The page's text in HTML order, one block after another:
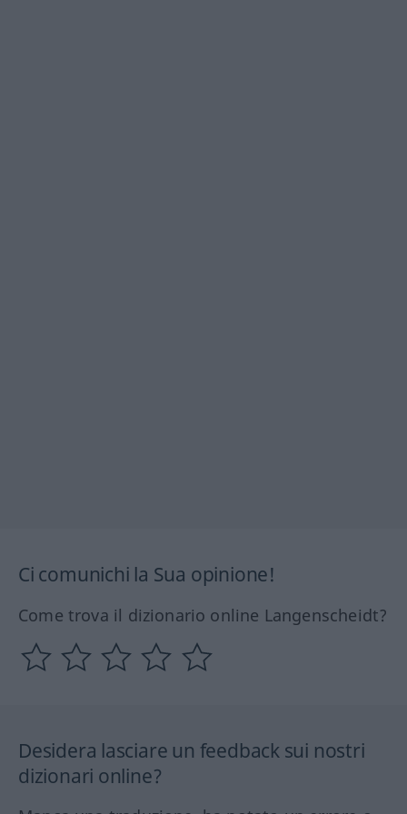
Ci comunichi la Sua opinione!
Come trova il dizionario online Langenscheidt?
Desidera lasciare un feedback sui nostri
dizionari online?